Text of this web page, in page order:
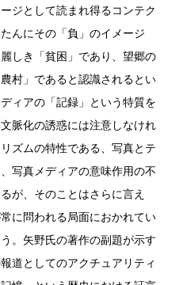
Masako Matsui (23) Masashi Otomo
Naonori Oshima (38) Nick Haymes
(16) photographers’ gallery press (14)
(2) Publication (42) Remembrance (43)
Kameoka (32) Shoreline (56)
Yoneda (44) Tomonori Ryu (15)
(5) Yu Shinoda (7) Yuki Kasama (9)
ジとして読まれ得るコンテク
んにその「負」のイメージ
しき「貧困」であり、望郷の
村」であると認識されるとい
ィアの「記録」という特質を
脈化の誘惑には注意しなけれ
ズムの特性である、写真とテ
写真メディアの意味作用の不
が、そのことはさらに言え
に問われる局面におかれてい
。矢野氏の著作の副題が示す
道としてのアクチュアリティ